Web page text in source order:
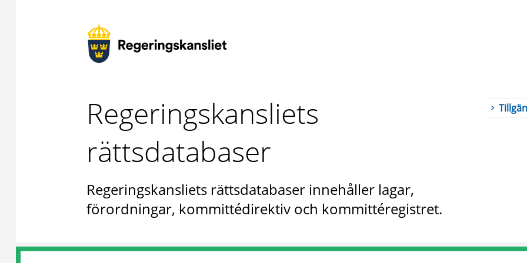
Regeringskansliets
rättsdatabaser
Regeringskansliets rättsdatabaser innehåller lagar,
förordningar, kommittédirektiv och kommittéregistret.